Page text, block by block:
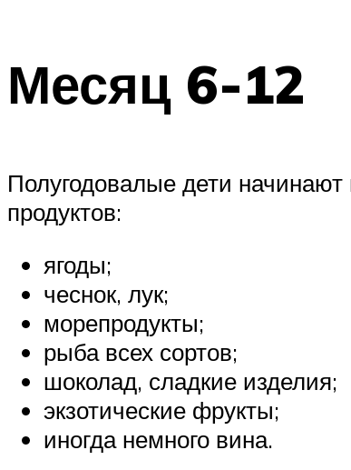
Месяц 6-12
Полугодовалые дети
продуктов:
ягоды;
чеснок, лук;
морепродукты;
рыба всех сортов;
шоколад, сладкие изделия;
экзотические фрукты;
иногда немного вина.